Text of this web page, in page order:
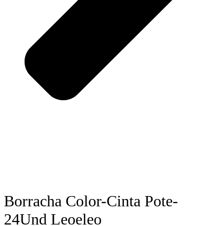
Borracha Color-Cinta Pote-
24Und Leoeleo